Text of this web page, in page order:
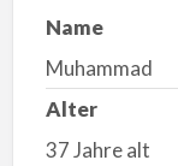
Name
Muhammad
Alter
37 Jahre alt